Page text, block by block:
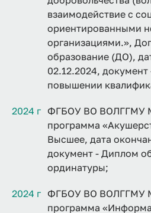
взаимодействие с
ориентированными
организациями.»,
образование (ДО),
02.12.2024, документ
повышении
2024 г ФГБОУ ВО ВОЛГГМУ
программа
Высшее, дата
документ - Диплом
ординатуры;
2024 г ФГБОУ ВО ВОЛГГМУ
программа